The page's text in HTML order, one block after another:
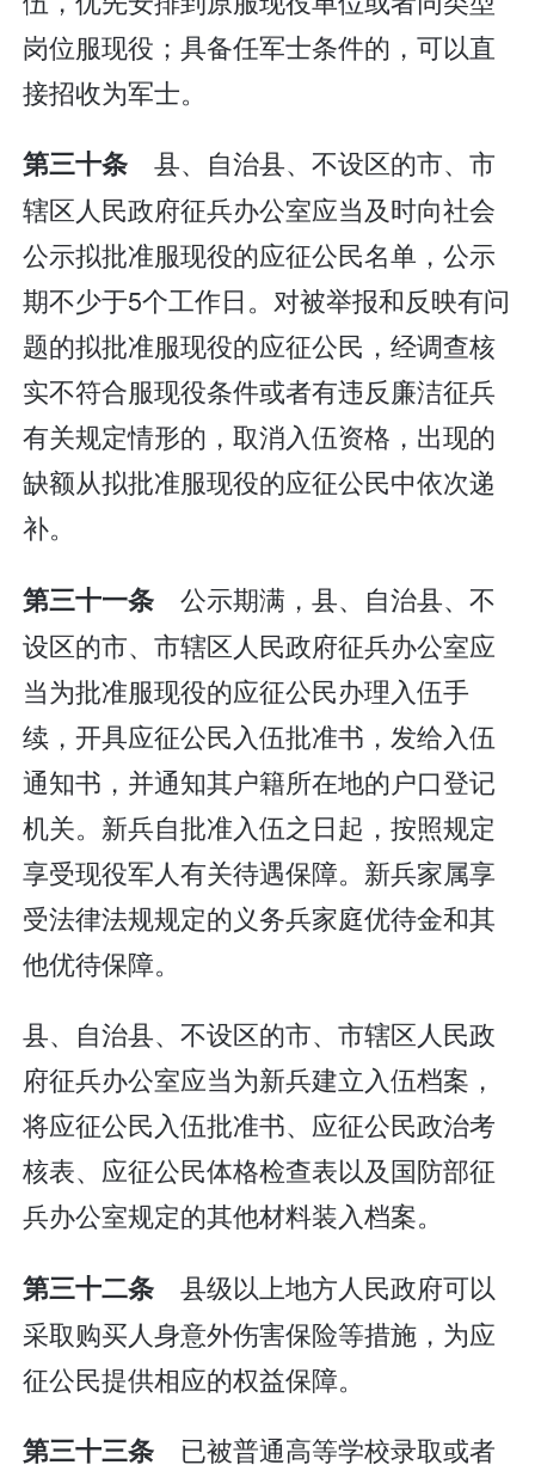
岗位服现役；具备任军士条件的，可以直
接招收为军士。
第三十条 县、自治县、不设区的市、市
辖区人民政府征兵办公室应当及时向社会
公示拟批准服现役的应征公民名单，公示
期不少于5个工作日。对被举报和反映有问
题的拟批准服现役的应征公民，经调查核
实不符合服现役条件或者有违反廉洁征兵
有关规定情形的，取消入伍资格，出现的
缺额从拟批准服现役的应征公民中依次递
补。
第三十一条 公示期满，县、自治县、不
设区的市、市辖区人民政府征兵办公室应
当为批准服现役的应征公民办理入伍手
续，开具应征公民入伍批准书，发给入伍
通知书，并通知其户籍所在地的户口登记
机关。新兵自批准入伍之日起，按照规定
享受现役军人有关待遇保障。新兵家属享
受法律法规规定的义务兵家庭优待金和其
他优待保障。
县、自治县、不设区的市、市辖区人民政
府征兵办公室应当为新兵建立入伍档案，
将应征公民入伍批准书、应征公民政治考
核表、应征公民体格检查表以及国防部征
兵办公室规定的其他材料装入档案。
第三十二条 县级以上地方人民政府可以
采取购买人身意外伤害保险等措施，为应
征公民提供相应的权益保障。
第三十三条 已被普通高等学校录取或者